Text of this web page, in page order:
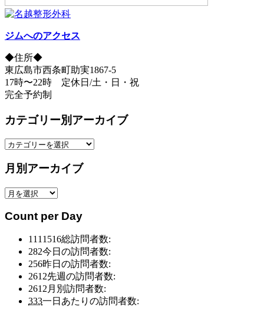
ジムへのアクセス
◆住所◆
東広島市西条町助実1867-5
17時〜22時 定休日/土・日・祝
完全予約制
カテゴリー別アーカイブ
カ
ゴ
ー
ア
月別アーカイブ
月
ア
Count per Day
1111516総訪問者数:
282今日の訪問者数:
256昨日の訪問者数:
2612先週の訪問者数:
2612 月別訪問者数:
333一日あたりの訪問者数: